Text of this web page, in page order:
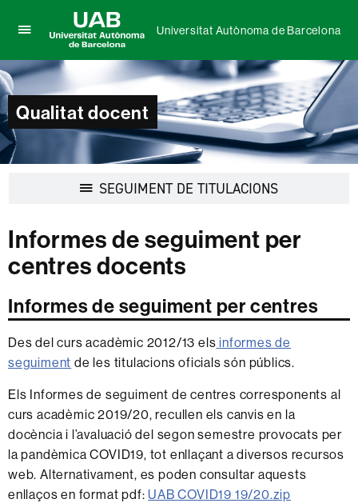
per
desplegar
el
menú
de
Universitat
Universitat
Autònoma
de
Barcelona
Universitat Autònoma de Barcelona
Qualitat docent
SEGUIMENT DE TITULACIONS
Informes de seguiment per
centres docents
Informes de seguiment per centres
Des del curs acadèmic 2012/13 els informes de
seguiment de les titulacions oficials són públics.
Els Informes de seguiment de centres corresponents al
curs acadèmic 2019/20, recullen els canvis en la
docència i l’avaluació del segon semestre provocats per
la pandèmica COVID19, tot enllaçant a diversos recursos
web. Alternativament, es poden consultar aquests
enllaços en format pdf:UAB COVID19 19/20.zip